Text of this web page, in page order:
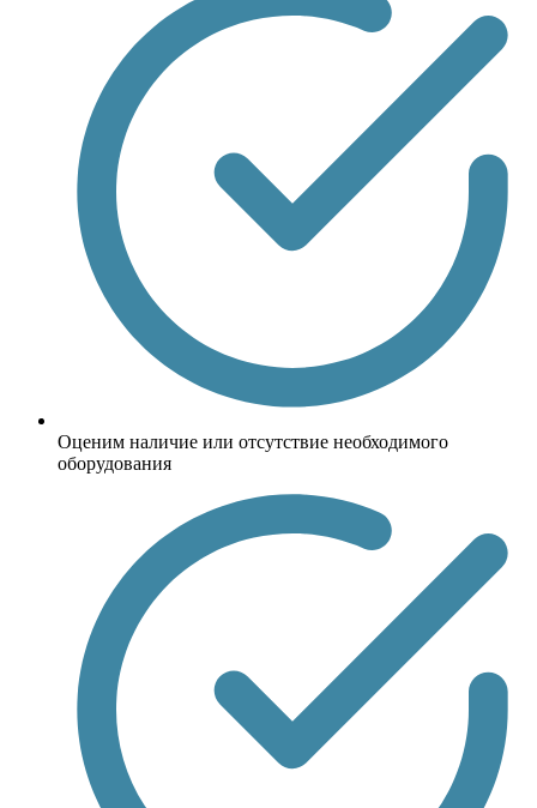
Оценим наличие или отсутствие необходимого
оборудования